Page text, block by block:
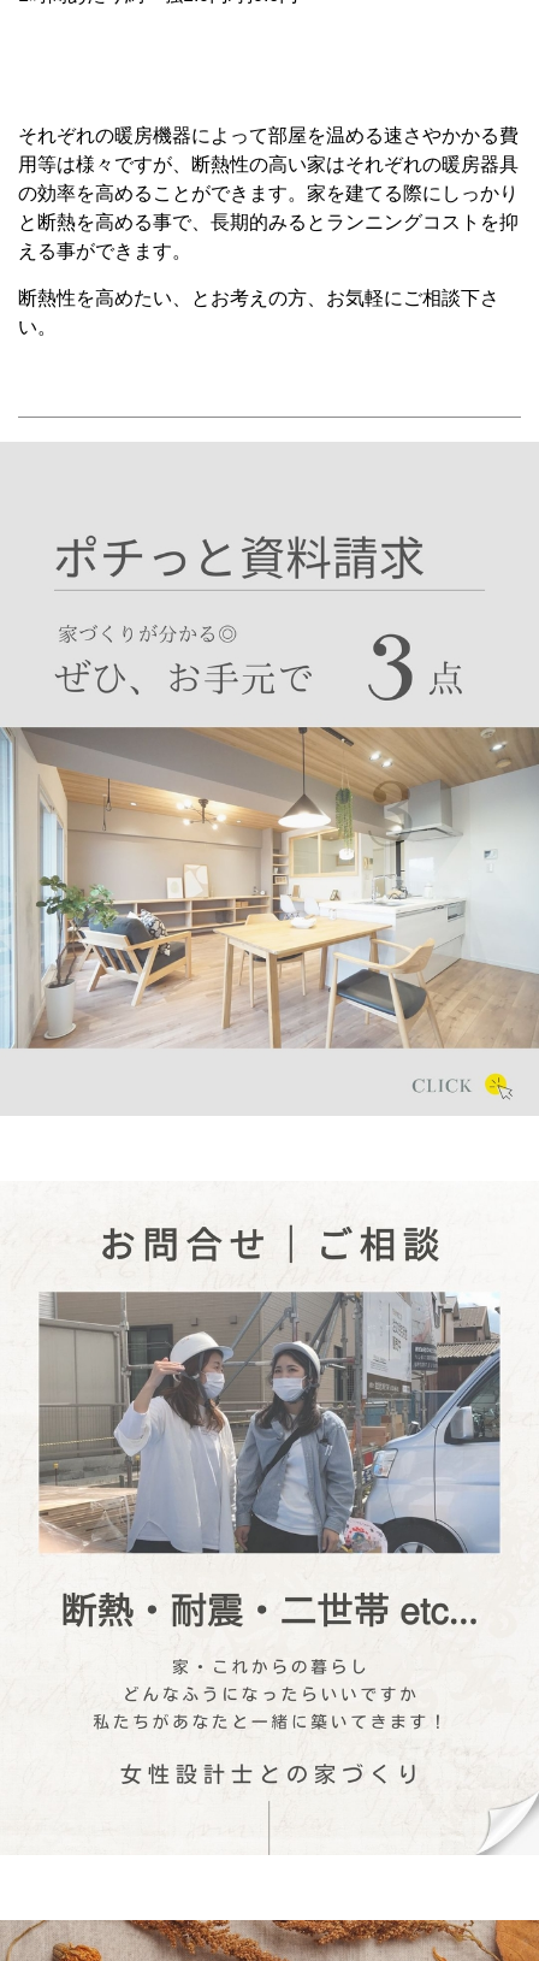
それぞれの暖房機器によって部屋を温める速さやかかる費
用等は様々ですが、断熱性の高い家はそれぞれの暖房器具
の効率を高めることができます。家を建てる際にしっかり
と断熱を高める事で、長期的みるとランニングコストを抑
える事ができます。
断熱性を高めたい、とお考えの方、お気軽にご相談下さ
い。